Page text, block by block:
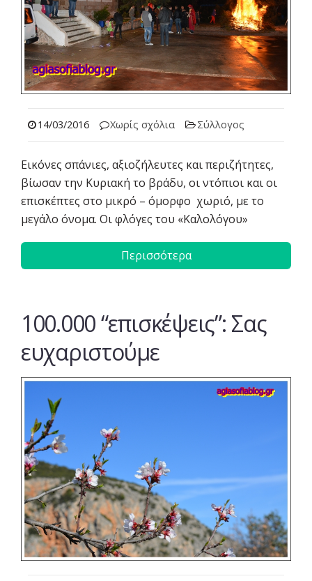
14/03/2016 Χωρίς σχόλια Σύλλογος
Εικόνες σπάνιες, αξιοζήλευτες και περιζήτητες,
βίωσαν την Κυριακή το βράδυ, οι ντόπιοι και οι
επισκέπτες στο μικρό – όμορφο χωριό, με το
μεγάλο όνομα. Οι φλόγες του «Καλολόγου»
Περισσότερα
100.000 “επισκέψεις”: Σας
ευχαριστούμε